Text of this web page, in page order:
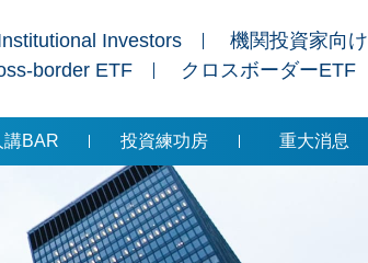
Investors
機関投資家向け
border ETF クロスボーダーETF
講BAR 投資練功房 重大消息